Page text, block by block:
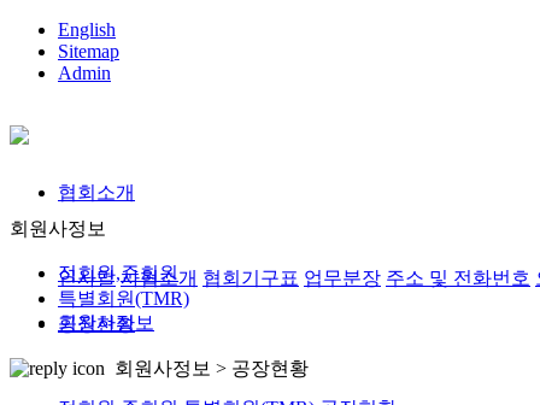
English
Sitemap
Admin
협회소개
인사말 사협소개 협회기구표 업무분장 주소 및 전화번호
회원사정보
회원사정보
정회원,준회원
특별회원(TMR)
공장현황
회원사정보 > 공장현황